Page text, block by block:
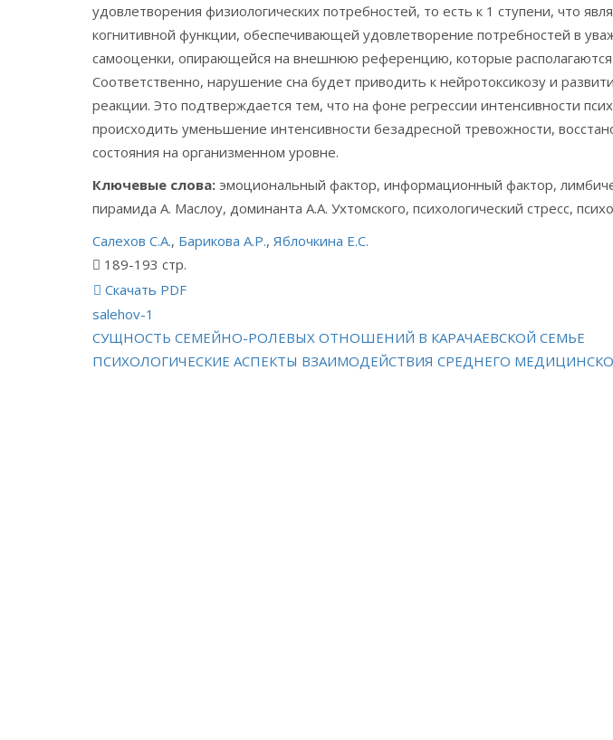
удовлетворения физиологических потребностей, то есть к 1 ступени, что
когнитивной функции, обеспечивающей удовлетворение потребностей в
самооценки, опирающейся на внешнюю референцию, которые располагаются
Соответственно, нарушение сна будет приводить к нейротоксикозу и
реакции. Это подтверждается тем, что на фоне регрессии интенсивности
происходить уменьшение интенсивности безадресной тревожности,
состояния на организменном уровне.
Ключевые слова: эмоциональный фактор, информационный фактор,
пирамида А. Маслоу, доминанта А.А. Ухтомского, психологический стресс,
Салехов С.А., Барикова А.Р., Яблочкина Е.С.
189-193 стр.
Скачать PDF
salehov-1
Навигация
СУЩНОСТЬ СЕМЕЙНО-РОЛЕВЫХ ОТНОШЕНИЙ В КАРАЧАЕВСКОЙ СЕМЬЕ
ПСИХОЛОГИЧЕСКИЕ АСПЕКТЫ ВЗАИМОДЕЙСТВИЯ СРЕДНЕГО